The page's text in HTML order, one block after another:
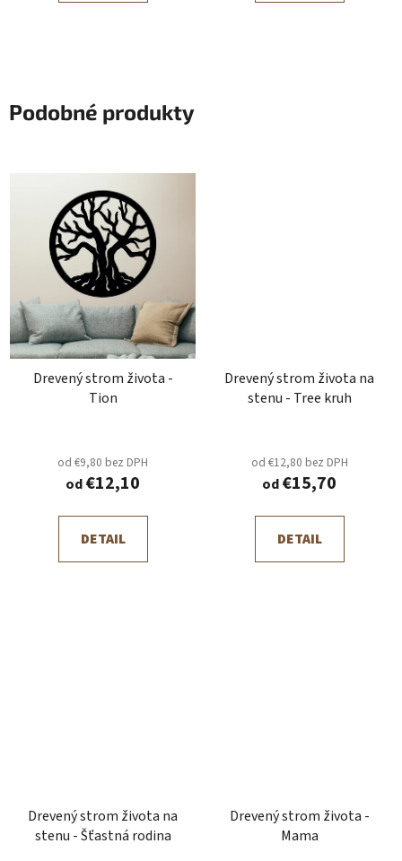
Podobné produkty
Drevený strom života -
Tion
od €9,80 bez DPH
od€12,10
DETAIL
Drevený strom života na
stenu - Tree kruh
od €12,80 bez DPH
od€15,70
DETAIL
Drevený strom života na
stenu - Šťastná rodina
Drevený strom života -
Mama